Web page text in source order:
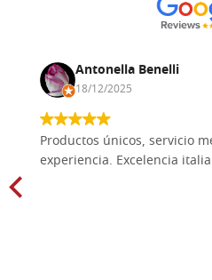
Antonella Benelli
18/12/2025
Productos únicos, servicio
experiencia. Excelencia